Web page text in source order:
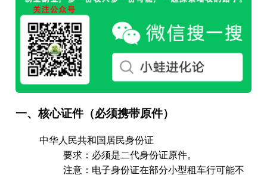
一、核心证件（必须携带原件）
中华人民共和国居民身份证
要求 ：必须是二代身份证原件。
注意 ：电子身份证在部分小型租车行可能不